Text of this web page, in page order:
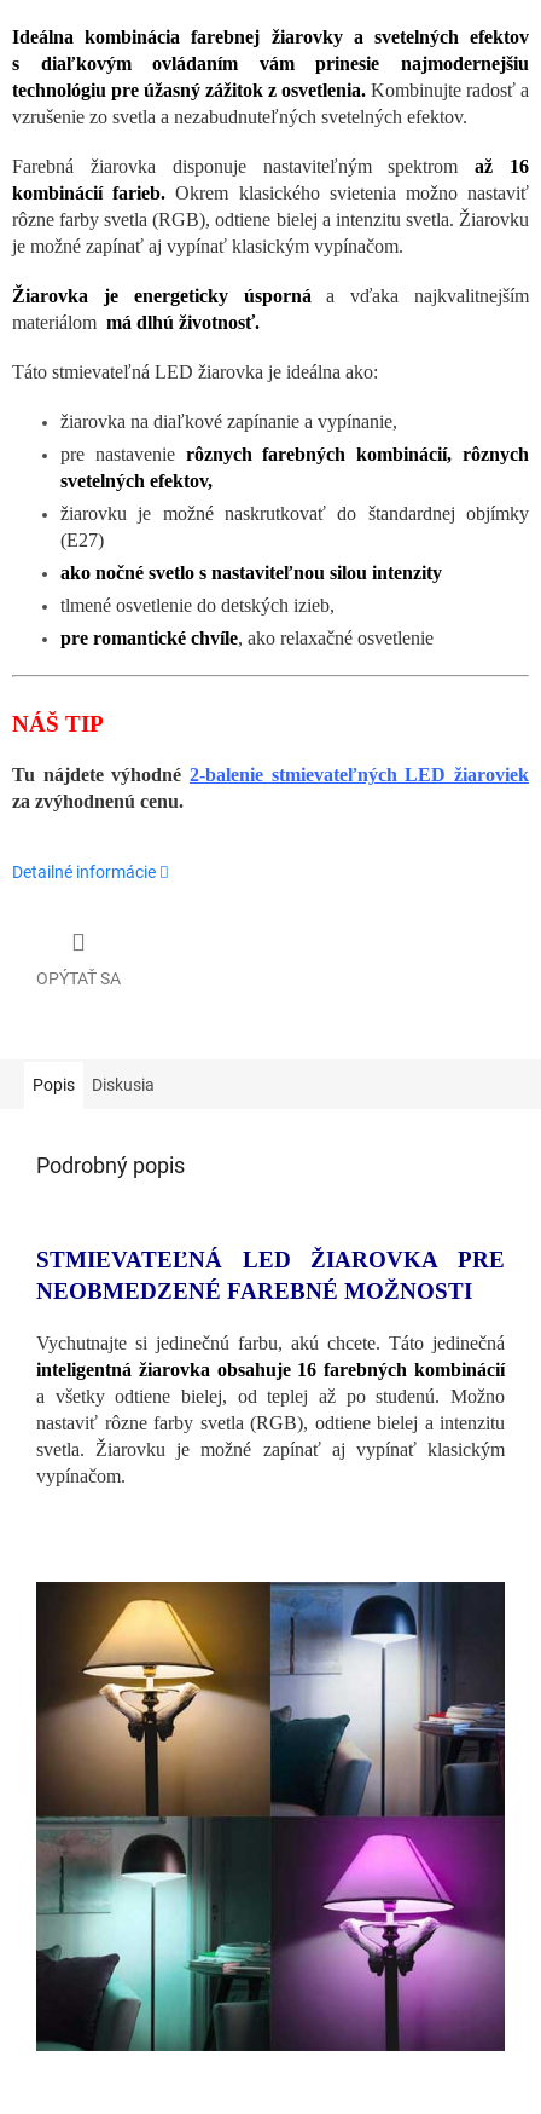
Ideálna kombinácia farebnej žiarovky a svetelných efektov
s diaľkovým ovládaním vám prinesie najmodernejšiu
technológiu pre úžasný zážitok z osvetlenia. Kombinujte radosť a
vzrušenie zo svetla a nezabudnuteľných svetelných efektov.
Farebná žiarovka disponuje nastaviteľným spektromaž 16
kombinácií farieb. Okrem klasického svietenia možno nastaviť
rôzne farby svetla (RGB), odtiene bielej a intenzitu svetla. Žiarovku
je možné zapínať aj vypínať klasickým vypínačom.
Žiarovka je energeticky úsporná a vďaka najkvalitnejším
materiálom má dlhú životnosť.
Táto stmievateľná LED žiarovka je ideálna ako:
žiarovka na diaľkové zapínanie a vypínanie,
pre nastavenie rôznych farebných kombinácií, rôznych
svetelných efektov,
žiarovku je možné naskrutkovať do štandardnej objímky
(E27)
ako nočné svetlo s nastaviteľnou silou intenzity
tlmené osvetlenie do detských izieb,
pre romantické chvíle, ako relaxačné osvetlenie
NÁŠ TIP
Tu nájdete výhodné 2-balenie stmievateľných LED žiaroviek
za zvýhodnenú cenu.
Detailné informácie
OPÝTAŤ SA
Popis Diskusia
Podrobný popis
STMIEVATEĽNÁ LED ŽIAROVKA PRE
NEOBMEDZENÉ FAREBNÉ MOŽNOSTI
Vychutnajte si jedinečnú farbu, akú chcete. Táto jedinečná
inteligentná žiarovka obsahuje 16 farebných kombinácií
a všetky odtiene bielej, od teplej až po studenú. Možno
nastaviť rôzne farby svetla (RGB), odtiene bielej a intenzitu
svetla. Žiarovku je možné zapínať aj vypínať klasickým
vypínačom.